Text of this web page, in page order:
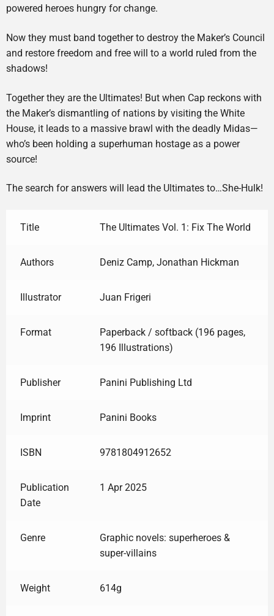
powered heroes hungry for change.
Now they must band together to destroy the Maker’s Council
and restore freedom and free will to a world ruled from the
shadows!
Together they are the Ultimates! But when Cap reckons with
the Maker’s dismantling of nations by visiting the White
House, it leads to a massive brawl with the deadly Midas—
who’s been holding a superhuman hostage as a power
source!
The search for answers will lead the Ultimates to…She-Hulk!
Title The Ultimates Vol. 1: Fix The World
Authors Deniz Camp, Jonathan Hickman
Illustrator Juan Frigeri
Format
Paperback / softback (196 pages,
196 Illustrations)
Publisher Panini Publishing Ltd
Imprint Panini Books
ISBN 9781804912652
Publication
Date
1 Apr 2025
Genre
Graphic novels: superheroes &
super-villains
Weight 614g